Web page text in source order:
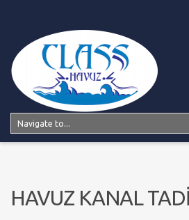
HAVUZ KANAL